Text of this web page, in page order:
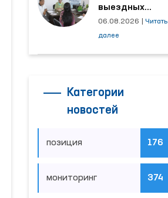
обращений
выездных
приёмов
определяются
06.08.2026
Читать
далее
Категории
новостей
позиция 176
мониторинг 374